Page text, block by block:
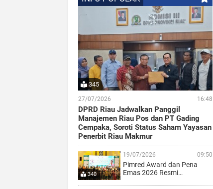
345
27/07/2026 16:48
DPRD Riau Jadwalkan Panggil
Manajemen Riau Pos dan PT Gading
Cempaka, Soroti Status Saham Yayasan
Penerbit Riau Makmur
340
19/07/2026 09:50
Pimred Award dan Pena
Emas 2026 Resmi…